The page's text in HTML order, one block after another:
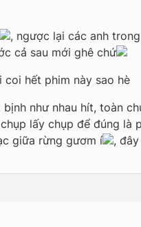
, ngược lại các anh
cả sau mới ghê chứ
coi hết phim này sao hè
như nhau hít, toàn
lấy chụp để đúng là
giữa rừng gươm í
,